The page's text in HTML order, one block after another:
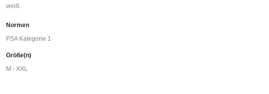
weiß
Normen
PSA Kategorie 1
Größe(n)
M - XXL